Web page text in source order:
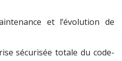
et l’évolution de
sécurisée totale du code-